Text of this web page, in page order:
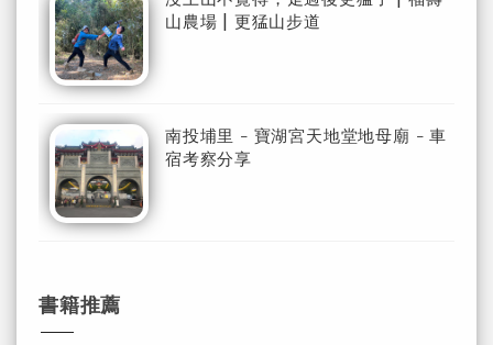
山農場 | 更猛山步道
南投埔里 - 寶湖宮天地堂地母廟 - 車
宿考察分享
書籍推薦